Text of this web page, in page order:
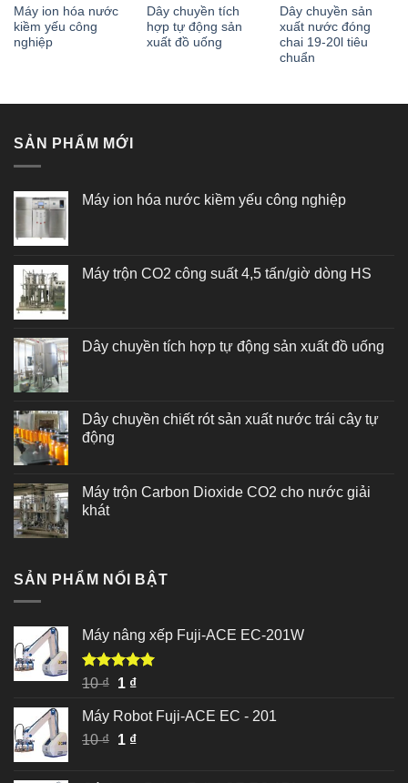
Máy ion hóa nước
kiềm yếu công
nghiệp
Dây chuyền tích
hợp tự động sản
xuất đồ uống
Dây chuyền sản
xuất nước đóng
chai 19-20l tiêu
chuẩn
SẢN PHẨM MỚI
Máy ion hóa nước kiềm yếu công nghiệp
Máy trộn CO2 công suất 4,5 tấn/giờ dòng HS
Dây chuyền tích hợp tự động sản xuất đồ uống
Dây chuyền chiết rót sản xuất nước trái cây tự
động
Máy trộn Carbon Dioxide CO2 cho nước giải
khát
SẢN PHẨM NỔI BẬT
Máy nâng xếp Fuji-ACE EC-201W
Được xếp
5 sao
10₫ Giá
là:
10 ₫.
1 ₫Giá
tại
là:
Máy Robot Fuji-ACE EC - 201
10₫ Giá
1 ₫Giá